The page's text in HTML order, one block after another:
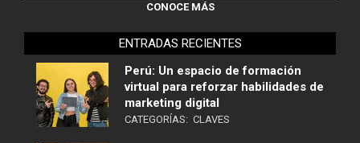
CONOCE MÁS
ENTRADAS RECIENTES
Perú: Un espacio de formación
virtual para reforzar habilidades de
marketing digital
CATEGORÍAS: CLAVES